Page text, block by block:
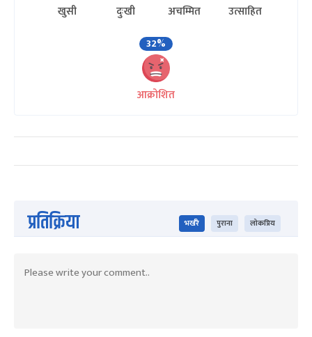
खुसी दुःखी अचम्मित
उत्साहित
32%
आक्रोशित
प्रतिक्रिया भर्खरै पुराना लोकप्रिय